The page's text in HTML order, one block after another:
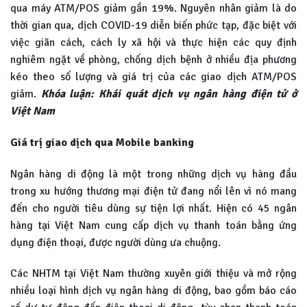
qua máy ATM/POS giảm gần 19%. Nguyên nhân giảm là do
thời gian qua, dịch COVID-19 diễn biến phức tạp, đặc biệt với
việc giãn cách, cách ly xã hội và thực hiện các quy định
nghiêm ngặt về phòng, chống dịch bệnh ở nhiều địa phương
kéo theo số lượng và giá trị của các giao dịch ATM/POS
giảm. Khóa luận: Khái quát dịch vụ ngân hàng điện tử ở
Việt Nam
Giá trị giao dịch qua Mobile banking
Ngân hàng di động là một trong những dịch vụ hàng đầu
trong xu hướng thương mại điện tử đang nổi lên vì nó mang
đến cho người tiêu dùng sự tiện lợi nhất. Hiện có 45 ngân
hàng tại Việt Nam cung cấp dịch vụ thanh toán bằng ứng
dụng điện thoại, được người dùng ưa chuộng.
Các NHTM tại Việt Nam thường xuyên giới thiệu và mở rộng
nhiều loại hình dịch vụ ngân hàng di động, bao gồm báo cáo